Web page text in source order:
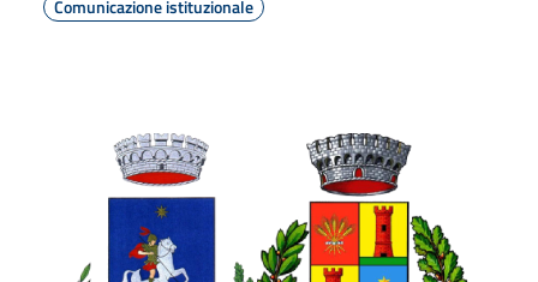
Comunicazione istituzionale